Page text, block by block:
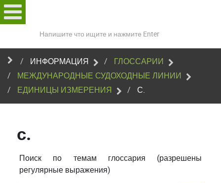
сайту
ИНФОРМАЦИЯ
ГЛОССАРИИ
МЕЖДУНАРОДНЫЕ СУДОХОДНЫЕ ЛИНИИ
ЕДИНИЦЫ ИЗМЕРЕНИЯ
С.
с.
Поиск по темам глоссария (разрешены
регулярные выражения)